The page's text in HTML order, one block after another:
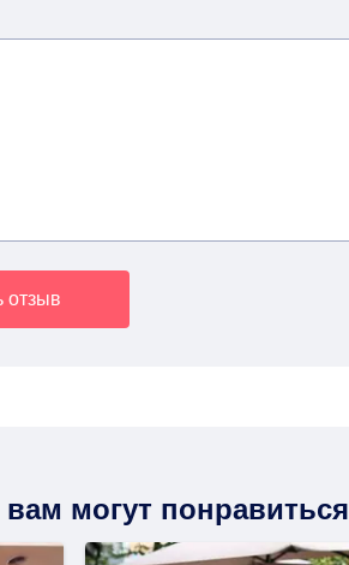
отзыв
могут понравиться